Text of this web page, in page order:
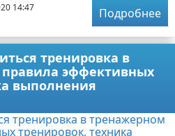
14:47
Подробнее
тренировка в
эффективных
выполнения